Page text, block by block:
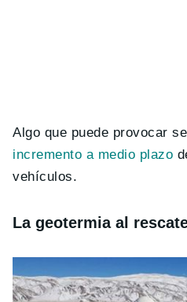
Algo que puede provocar
incremento a medio plazo
vehículos.
La geotermia al